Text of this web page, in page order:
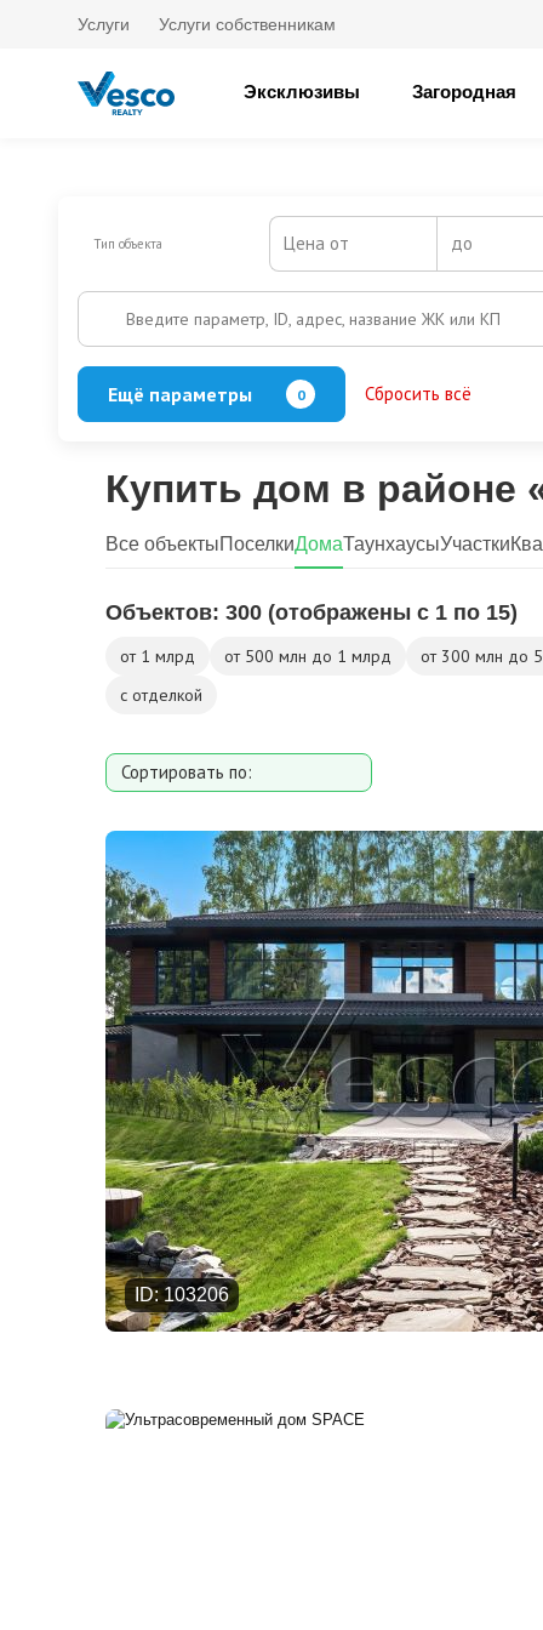
Услуги Услуги собственникам
Эксклюзивы Загородная
Тип объекта Цена от до
Введите параметр, ID, адрес, название ЖК или КП
Ещё параметры 0 Сбросить всё
Купить дом в районе
Объектов: 300 (отображены с 1 по 15)
Все объектыПоселкиДомаТаунхаусыУчастки
от 1 млрд от 500 млн до 1 млрд от 300 млн до
с отделкой
Сортировать по:
Площади участка
Расстоянию от МКАД
Дате добавления
Цене
ID: 103206